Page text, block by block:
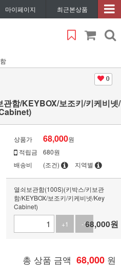
마이페이지 최근본상품
0
함/KEYBOX/보조키/키케비넷/
상품가 68,000원
적립금
680원
배송비
(조건) 지역별
열쇠보관함(100S)(키박스/키보관
함/KEYBOX/보조키/키케비넷/Key
Cabinet)
+1
-168,000원
총 상품 금액 68,000 원